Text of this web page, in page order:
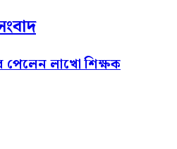
পেলেন লাখো শিক্ষক